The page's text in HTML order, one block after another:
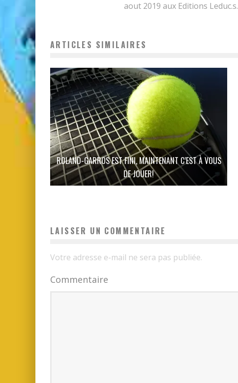
aout 2019 aux Editions Leduc.s.
ARTICLES SIMILAIRES
ROLAND-GARROS EST FINI, MAINTENANT C’EST À VOUS
DE JOUER!
LAISSER UN COMMENTAIRE
Votre adresse e-mail ne sera pas publiée.
Commentaire